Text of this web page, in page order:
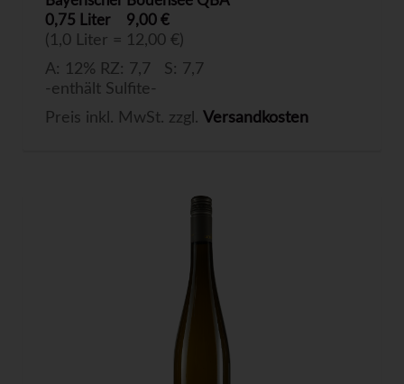
0,75 Liter
9,00 €
(1,0 Liter = 12,00 €)
A: 12% RZ: 7,7 S: 7,7
-enthält Sulfite-
Preis inkl. MwSt. zzgl. Versandkosten